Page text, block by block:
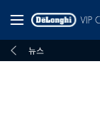
뉴스